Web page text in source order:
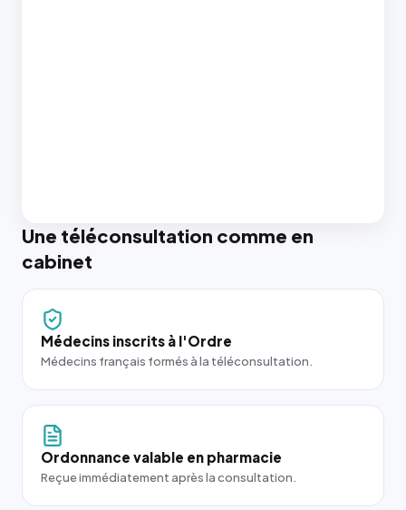
Une téléconsultation comme en
cabinet
Médecins inscrits à l'Ordre
Médecins français formés à la téléconsultation.
Ordonnance valable en pharmacie
Reçue immédiatement après la consultation.